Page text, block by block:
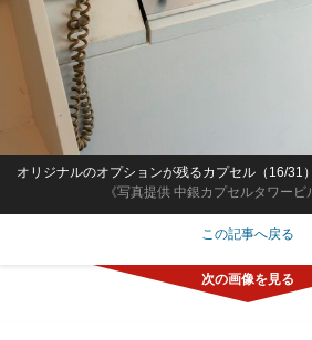
《写真提供 中銀カプセルタワービ
オリジナルのオプションが残るカプセル（16/31）
この記事へ戻る